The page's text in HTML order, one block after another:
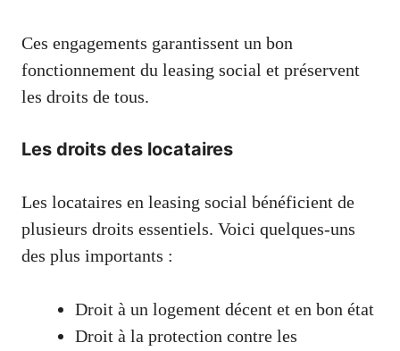
Ces engagements garantissent un bon
fonctionnement du leasing social et préservent
les droits de tous.
Les droits des locataires
Les locataires en leasing social bénéficient de
plusieurs droits essentiels. Voici quelques-uns
des plus importants :
Droit à un logement décent et en bon état
Droit à la protection contre les